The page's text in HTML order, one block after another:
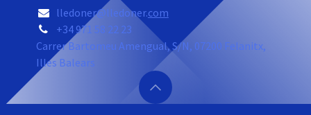
lledoner@lledoner.com
+34 971 58 22 23
Carrer Bartomeu Amengual, S/N, 07200 Felanitx,
Illes Balears